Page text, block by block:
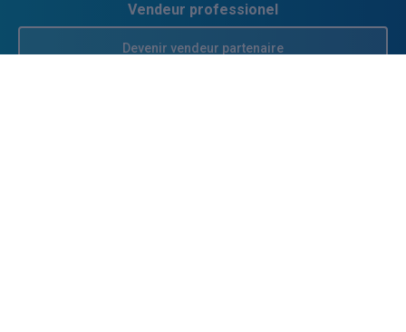
Vendeur professionel
Devenir vendeur partenaire